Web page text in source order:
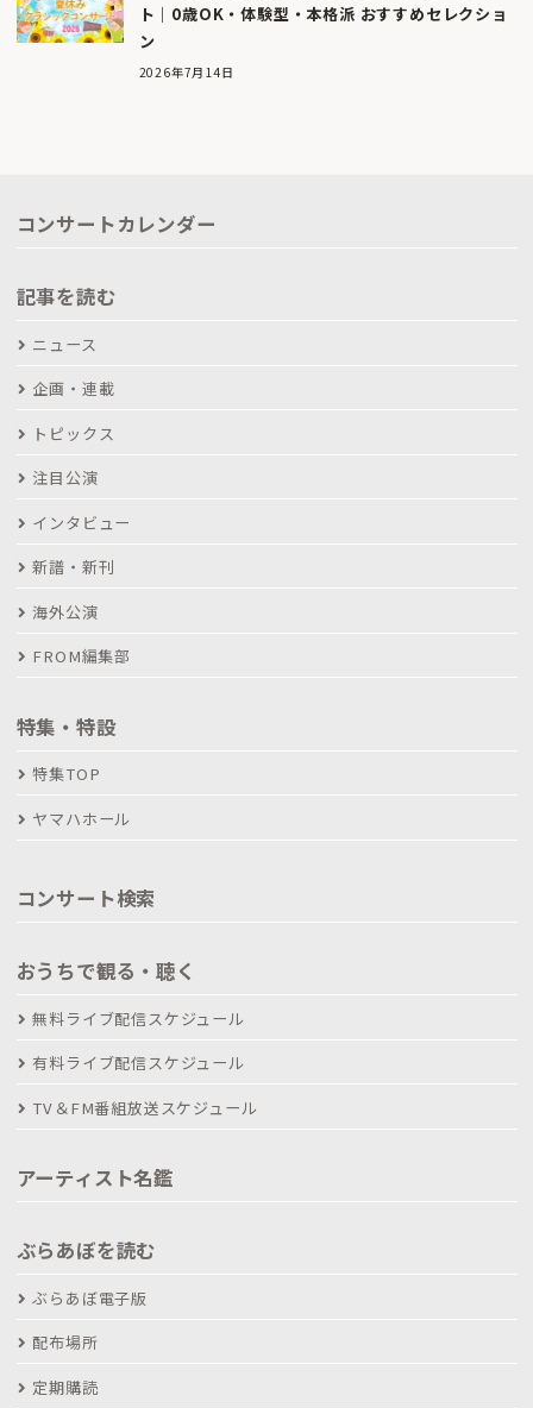
ト｜0歳OK・体験型・本格派 おすすめセレクショ
ン
2026年7月14日
コンサートカレンダー
記事を読む
ニュース
企画・連載
トピックス
注目公演
インタビュー
新譜・新刊
海外公演
FROM編集部
特集・特設
特集TOP
ヤマハホール
コンサート検索
おうちで観る・聴く
無料ライブ配信スケジュール
有料ライブ配信スケジュール
TV＆FM番組放送スケジュール
アーティスト名鑑
ぶらあぼを読む
ぶらあぼ電子版
配布場所
定期購読